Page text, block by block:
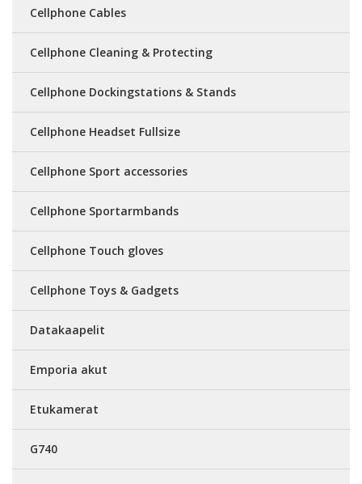
Cellphone Cables
Cellphone Cleaning & Protecting
Cellphone Dockingstations & Stands
Cellphone Headset Fullsize
Cellphone Sport accessories
Cellphone Sportarmbands
Cellphone Touch gloves
Cellphone Toys & Gadgets
Datakaapelit
Emporia akut
Etukamerat
G740